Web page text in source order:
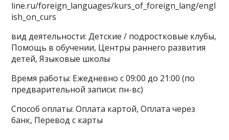
line.ru/foreign_languages/kurs_of_foreign_lang/engl
ish_on_curs
вид деятельности: Детские / подростковые клубы,
Помощь в обучении, Центры раннего развития
детей, Языковые школы
Время работы: Ежедневно с 09:00 до 21:00 (по
предварительной записи: пн-вс)
Способ оплаты: Оплата картой, Оплата через
банк, Перевод с карты